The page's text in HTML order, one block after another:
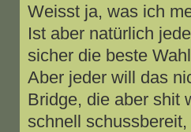
Weisst ja, was ich
Ist aber natürlich
sicher die beste
Aber jeder will das
Bridge, die aber shit
schnell